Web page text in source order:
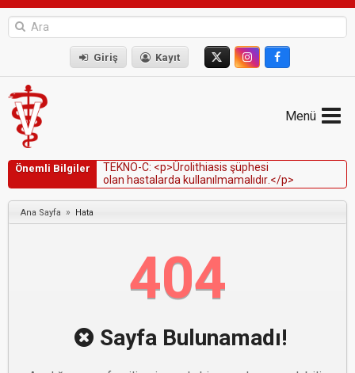
Giriş Kayıt
Menü
Önemli Bilgiler TEKNO-C: <p>Üro ithiasis şüphesi
o an hasta arda ku anı mama ıdır </p>
Ana Sayfa » Hata
404
Sayfa Bulunamadı!